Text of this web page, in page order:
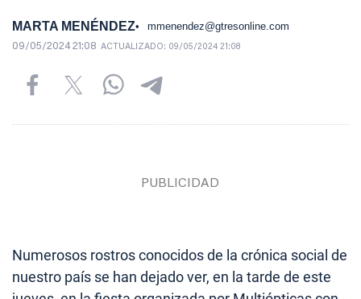
MARTA MENÉNDEZ mmenendez@gtresonline.com
09/05/2024 21:08 ACTUALIZADO: 09/05/2024 21:08
Numerosos rostros conocidos de la crónica social de
nuestro país se han dejado ver, en la tarde de este